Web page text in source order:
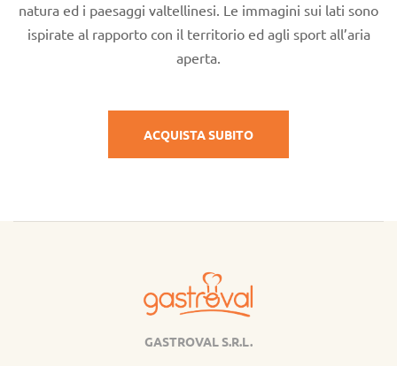
natura ed i paesaggi valtellinesi. Le immagini sui lati sono
ispirate al rapporto con il territorio ed agli sport all’aria
aperta.
ACQUISTA SUBITO
GASTROVAL S.R.L.